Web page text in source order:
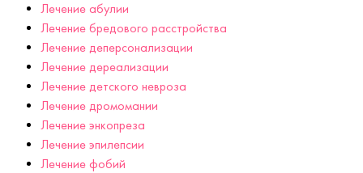
Лечение абулии
Лечение бредового расстройства
Лечение деперсонализации
Лечение дереализации
Лечение детского невроза
Лечение дромомании
Лечение энкопреза
Лечение эпилепсии
Лечение фобий